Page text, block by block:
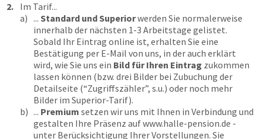
2. Im Tarif...
a) ... Standard und Superiorwerden Sie normalerweise
innerhalb der nächsten 1-3 Arbeitstage gelistet.
Sobald Ihr Eintrag online ist, erhalten Sie eine
Bestätigung per E-Mail von uns, in der auch erklärt
wird, wie Sie uns ein Bild für Ihren Eintrag zukommen
lassen können (bzw. drei Bilder bei Zubuchung der
Detailseite (“Zugriffszähler”, s.u.) oder noch mehr
Bilder im Superior-Tarif).
b) ... Premium setzen wir uns mit Ihnen in Verbindung und
gestalten Ihre Präsenz aufwww.halle-pension.de -
unter Berücksichtigung Ihrer Vorstellungen. Sie